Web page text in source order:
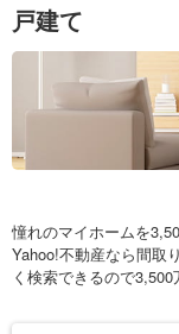
戸建て
憧れのマイホームを
Yahoo!不動産なら間取
く検索できるので